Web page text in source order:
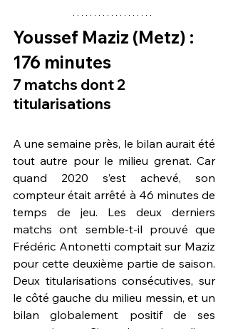
Youssef Maziz (Metz) :
176 minutes
7 matchs dont 2
titularisations
A une semaine près, le bilan aurait été
tout autre pour le milieu grenat. Car
quand 2020 s’est achevé, son
compteur était arrêté à 46 minutes de
temps de jeu. Les deux derniers
matchs ont semble-t-il prouvé que
Frédéric Antonetti comptait sur Maziz
pour cette deuxième partie de saison.
Deux titularisations consécutives, sur
le côté gauche du milieu messin, et un
bilan globalement positif de ses